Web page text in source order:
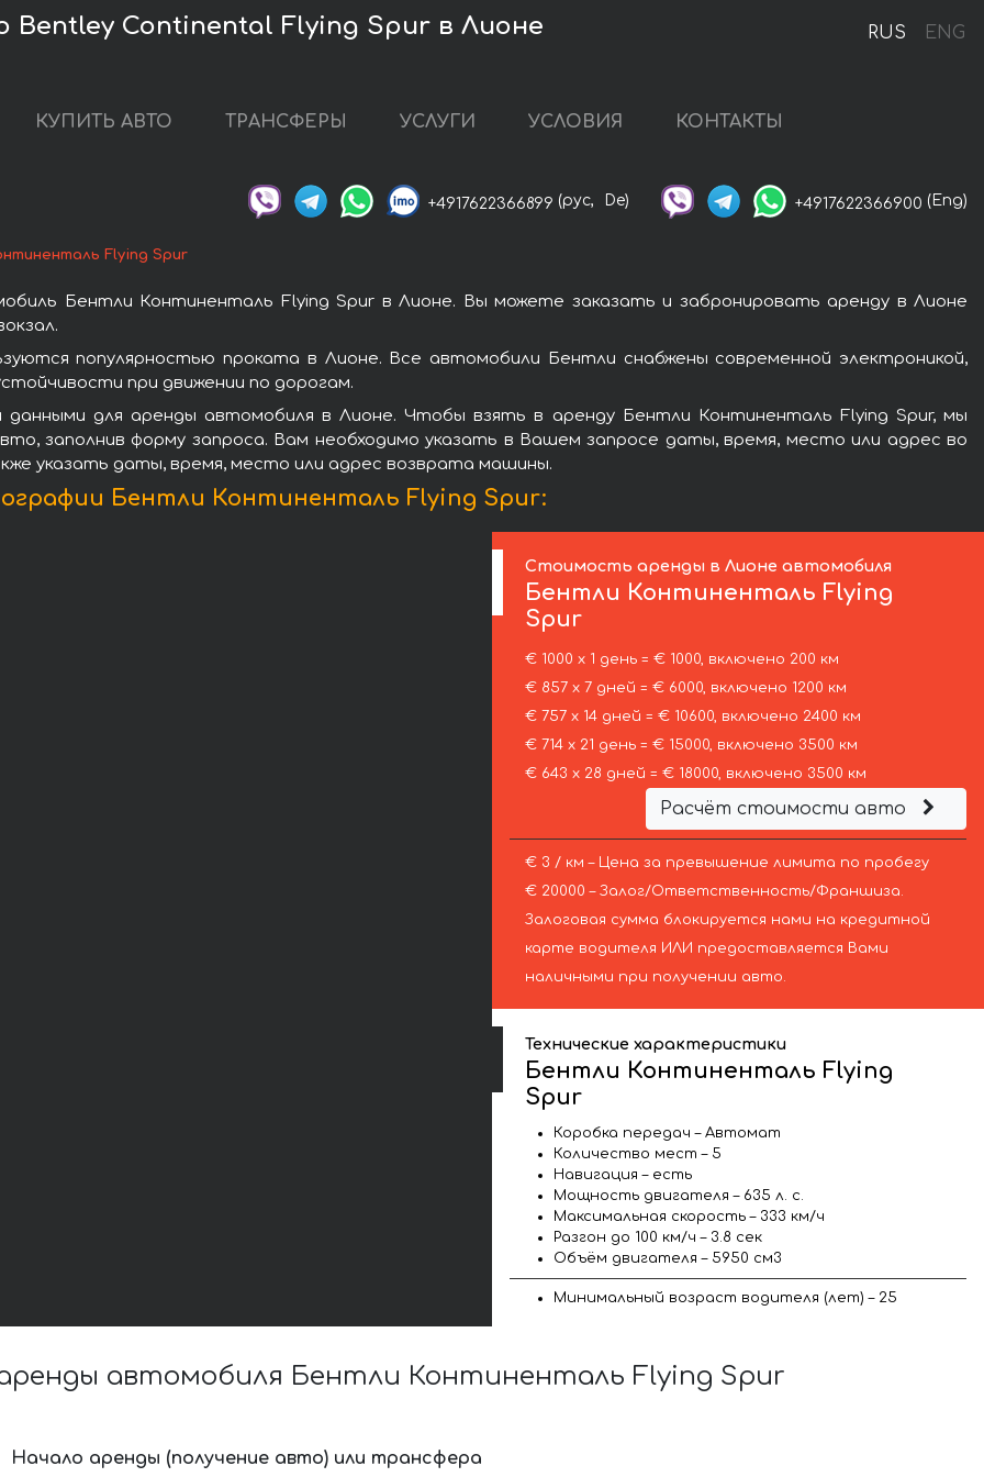
RUS ENG
Continental Flying Spur в Лионе
КУПИТЬ АВТО ТРАНСФЕРЫ УСЛУГИ УСЛОВИЯ КОНТАКТЫ
+4917622366899 (рус, De) +4917622366900 (Eng)
Flying Spur
Бентли Континенталь Flying Spur в Лионе. Вы можете заказать и забронировать аренду в Лионе
популярностью проката в Лионе. Все автомобили Бентли снабжены современной электроникой,
при движении по дорогам.
для аренды автомобиля в Лионе. Чтобы взять в аренду Бентли Континенталь Flying Spur, мы
заполнив форму запроса. Вам необходимо указать в Вашем запросе даты, время, место или адрес во
указать даты, время, место или адрес возврата машины.
Бентли Континенталь Flying Spur:
Стоимость аренды в Лионе автомобиля
Бентли Континенталь Flying
Spur
€ 1000 х 1 день = € 1000, включено 200 км
€ 857 х 7 дней = € 6000, включено 1200 км
€ 757 х 14 дней = € 10600, включено 2400 км
€ 714 х 21 день = € 15000, включено 3500 км
€ 643 х 28 дней = € 18000, включено 3500 км
Расчёт стоимости авто
€ 3 / км – Цена за превышение лимита по пробегу
€ 20000 – Залог/Ответственность/Франшиза.
Залоговая сумма блокируется нами на кредитной
карте водителя ИЛИ предоставляется Вами
наличными при получении авто.
Технические характеристики
Бентли Континенталь Flying
Spur
Коробка передач – Автомат
Количество мест – 5
Навигация – есть
Мощность двигателя – 635 л. с.
Максимальная скорость – 333 км/ч
Разгон до 100 км/ч – 3.8 сек
Объём двигателя – 5950 см3
Минимальный возраст водителя (лет) – 25
автомобиля Бентли Континенталь Flying Spur
Начало аренды (получение авто) или трансфера